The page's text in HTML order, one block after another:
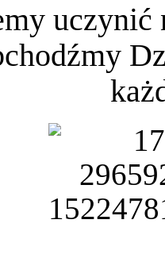
uczynić